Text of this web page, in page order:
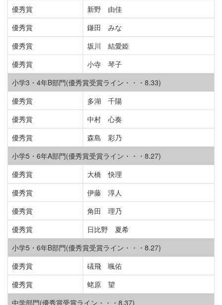
優秀賞
新野 由佳
優秀賞
鎌田 みな
優秀賞
坂川 結愛姫
優秀賞
小寺 琴子
小学3・4年B部門(優秀賞受賞ライン・・・8.33)
優秀賞
多湖 千陽
優秀賞
中村 心奏
優秀賞
森島 彩乃
小学5・6年A部門(優秀賞受賞ライン・・・8.27)
優秀賞
大橋 快理
優秀賞
伊藤 淳人
優秀賞
角田 理乃
優秀賞
日比野 夏希
小学5・6年B部門(優秀賞受賞ライン・・・8.27)
優秀賞
礒飛 颯佑
優秀賞
蛯原 望
中学部門(優秀賞受賞ライン・・・8.37)